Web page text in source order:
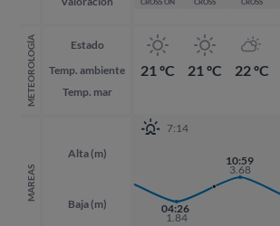
METEOROLOGÍA
Estado
Temp. ambiente
Temp. mar
MAREAS
Alta (m)
Baja (m)
21 ºC 21 ºC 22 ºC
7:14
22:16
04:26
1.84
10:59
3.68